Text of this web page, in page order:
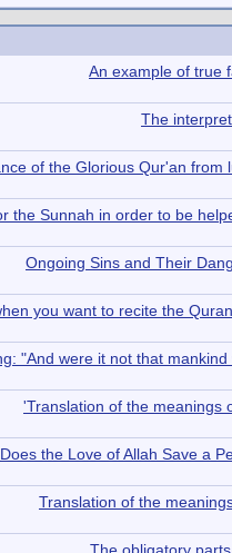
An example of true
The
of the Glorious Qur'an from
the Sunnah in order to be
Ongoing Sins and Their
you want to recite the
"And were it not that
Translation of the meanings
the Love of Allah Save a
Translation of the